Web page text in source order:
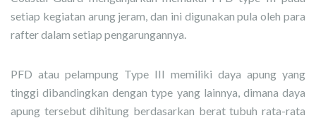
setiap kegiatan arung jeram, dan ini digunakan pula oleh para
rafter dalam setiap pengarungannya.
PFD atau pelampung Type III memiliki daya apung yang
tinggi dibandingkan dengan type yang lainnya, dimana daya
apung tersebut dihitung berdasarkan berat tubuh rata-rata